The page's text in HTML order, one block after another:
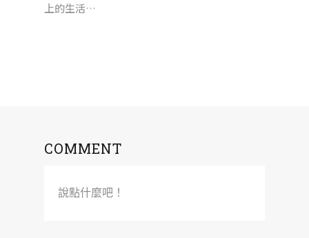
上的生活…
COMMENT
說點什麼吧！